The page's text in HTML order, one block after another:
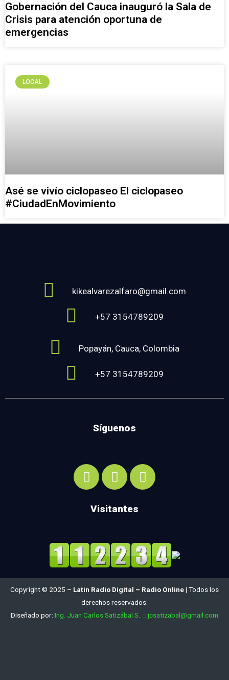
Gobernación del Cauca inauguró la Sala de
Crisis para atención oportuna de
emergencias
LOCAL
Asé se vivío ciclopaseo El ciclopaseo
#CiudadEnMovimiento
kikealvarezalfaro@gmail.com
+57 3154789209
Popayán, Cauca, Colombia
+57 3154789209
Síguenos
Visitantes
Copyright © 2025 – Latin Radio Digital – Radio Online| Todos los
derechos reservados.
Diseñado por: Ing. Juan Carlos Satizábal S.. :: jcsatizabal@gmail.com